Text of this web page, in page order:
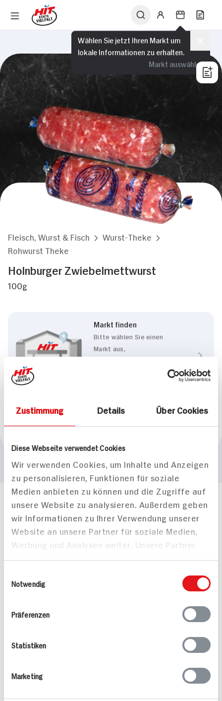
Zustimmung Details Über Cookies
Diese Webseite verwendet Cookies
Wir verwenden Cookies, um Inhalte und Anzeigen
zu personalisieren, Funktionen für soziale
Medien anbieten zu können und die Zugriffe auf
unsere Website zu analysieren. Außerdem geben
wir Informationen zu Ihrer Verwendung unserer
Website an unsere Partner für soziale Medien,
Werbung und Analysen weiter. Unsere Partner
führen diese Informationen möglicherweise mit
bereitgestellt haben oder die sie im Rahmen
Notwendig
Präferenzen
Statistiken
Marketing
Wählen Sie jetzt Ihren Markt um
lokale Informationen zu erhalten.
Markt auswählen
Fleisch, Wurst & Fisch
Wurst-Theke
Rohwurst Theke
Holnburger Zwiebelmettwurst
100g
Markt finden
Bitte wählen Sie einen
Markt aus,
Marke
Häufig gestellte Fragen
Mehr Informationen in unserem FAQ
kontakt
hit.de
Wir beantworten gerne Ihre Fragen
Folgen Sie uns auf TikTok